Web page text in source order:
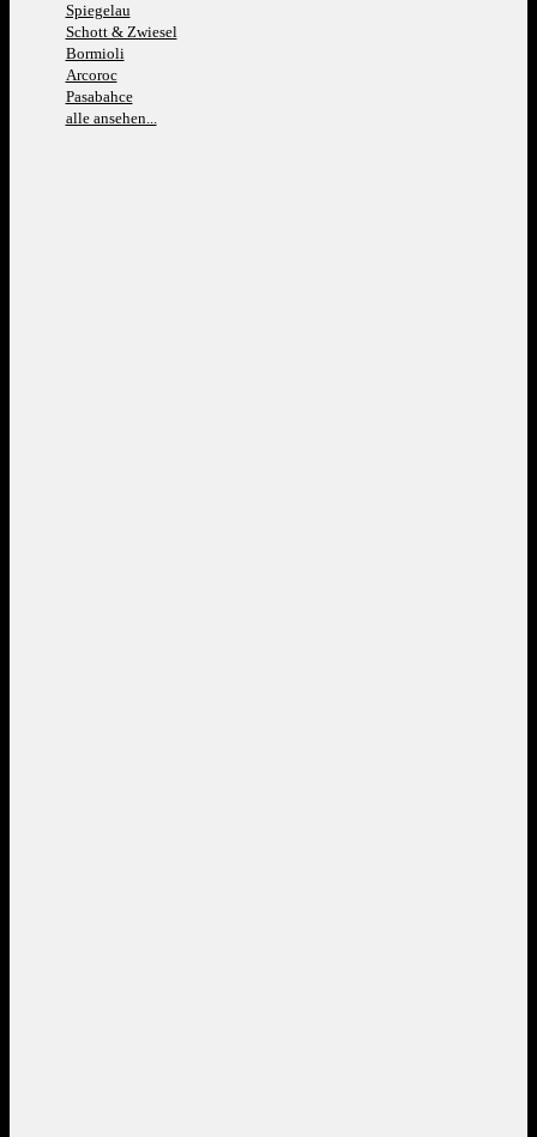
Spiegelau
Schott & Zwiesel
Bormioli
Arcoroc
Pasabahce
alle ansehen...